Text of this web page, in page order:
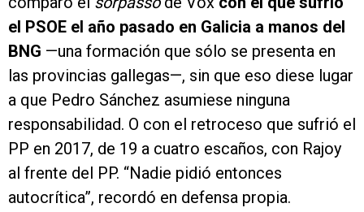
el PSOE el año pasado en Galicia a manos del
BNG —una formación que sólo se presenta en
las provincias gallegas—, sin que eso diese lugar
a que Pedro Sánchez asumiese ninguna
responsabilidad. O con el retroceso que sufrió el
PP en 2017, de 19 a cuatro escaños, con Rajoy
al frente del PP. “Nadie pidió entonces
autocrítica”, recordó en defensa propia.